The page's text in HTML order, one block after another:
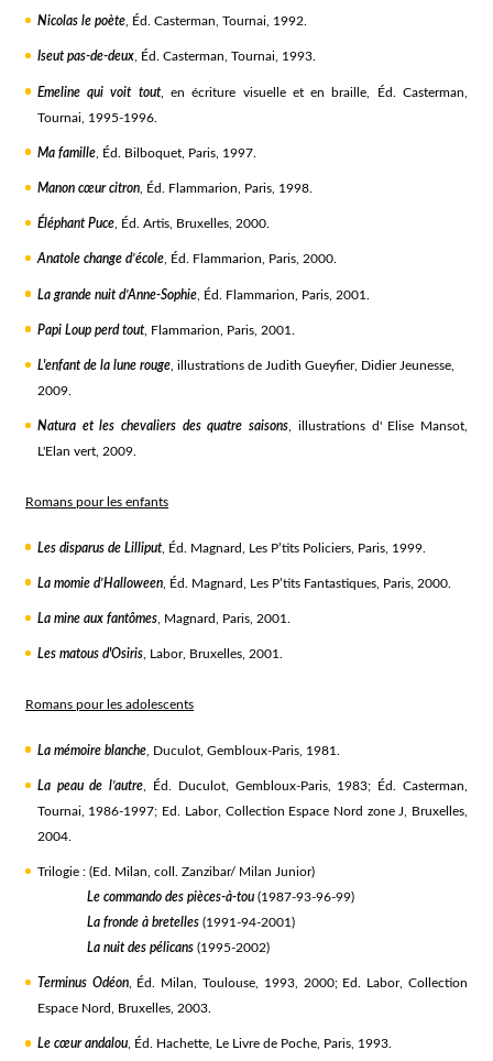
Nicolas le poète, Éd. Casterman, Tournai, 1992.
Iseut pas-de-deux, Éd. Casterman, Tournai, 1993.
Emeline qui voit tout, en écriture visuelle et en braille, Éd. Casterman,
Tournai, 1995-1996.
Ma famille, Éd. Bilboquet, Paris, 1997.
Manon cœur citron, Éd. Flammarion, Paris, 1998.
Éléphant Puce, Éd. Artis, Bruxelles, 2000.
Anatole change d’école, Éd. Flammarion, Paris, 2000.
La grande nuit d’Anne-Sophie, Éd. Flammarion, Paris, 2001.
Papi Loup perd tout, Flammarion, Paris, 2001.
L'enfant de la lune rouge, illustrations de Judith Gueyfier, Didier Jeunesse,
2009.
Natura et les chevaliers des quatre saisons , illustrations d' Elise Mansot,
L'Elan vert, 2009.
Romans pour les enfants
Les disparus de Lilliput, Éd. Magnard, Les P’tits Policiers, Paris, 1999.
La momie d’Halloween, Éd. Magnard, Les P’tits Fantastiques, Paris, 2000.
La mine aux fantômes, Magnard, Paris, 2001.
Les matous d'Osiris, Labor, Bruxelles, 2001.
Romans pour les adolescents
La mémoire blanche, Duculot, Gembloux-Paris, 1981.
La peau de l’autre , Éd. Duculot, Gembloux-Paris, 1983; Éd. Casterman,
Tournai, 1986-1997; Ed. Labor, Collection Espace Nord zone J, Bruxelles,
2004.
Trilogie : (Ed. Milan, coll. Zanzibar/ Milan Junior)
Le commando des pièces-à-tou(1987-93-96-99)
La fronde à bretelles(1991-94-2001)
La nuit des pélicans (1995-2002)
Terminus Odéon, Éd. Milan, Toulouse, 1993, 2000; Ed. Labor, Collection
Espace Nord, Bruxelles, 2003.
Le cœur andalou, Éd. Hachette, Le Livre de Poche, Paris, 1993.